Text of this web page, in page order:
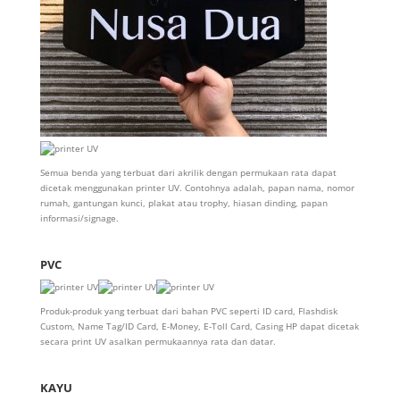
Semua benda yang terbuat dari akrilik dengan permukaan rata dapat
dicetak menggunakan printer UV. Contohnya adalah, papan nama, nomor
rumah, gantungan kunci, plakat atau trophy, hiasan dinding, papan
informasi/signage.
PVC
Produk-produk yang terbuat dari bahan PVC seperti ID card, Flashdisk
Custom, Name Tag/ID Card, E-Money, E-Toll Card, Casing HP dapat dicetak
secara print UV asalkan permukaannya rata dan datar.
KAYU